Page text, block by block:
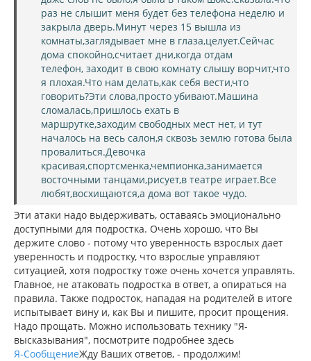
раз не слышит меня будет без телефона неделю и
закрыла дверь.Минут через 15 вышла из
комнаты,заглядывает мне в глаза,целует.Сейчас
дома спокойно,считает дни,когда отдам
телефон, заходит в свою комнату слышу ворчит,что
я плохая.Что нам делать,как себя вести,что
говорить?Эти слова,просто убивают.Машина
сломалась,пришлось ехать в
маршрутке,заходим свободных мест нет, и тут
началось на весь салон,я сквозь землю готова была
провалиться.Девочка
красивая,спортсменка,чемпионка,занимается
восточными танцами,рисует,в театре играет.Все
любят,восхищаются,а дома вот такое чудо.
Эти атаки надо выдерживать, оставаясь эмоционально
доступными для подростка. Очень хорошо, что Вы
держите слово - потому что уверенность взрослых дает
уверенность и подростку, что взрослые управляют
ситуацией, хотя подростку тоже очень хочется управлять.
Главное, не атаковать подростка в ответ, а опираться на
правила. Также подросток, нападая на родителей в итоге
испытывает вину и, как Вы и пишите, просит прощения.
Надо прощать. Можно использовать технику "Я-
высказывания", посмотрите подробнее здесь
Я-СообщениеЖду Ваших ответов, - продолжим!